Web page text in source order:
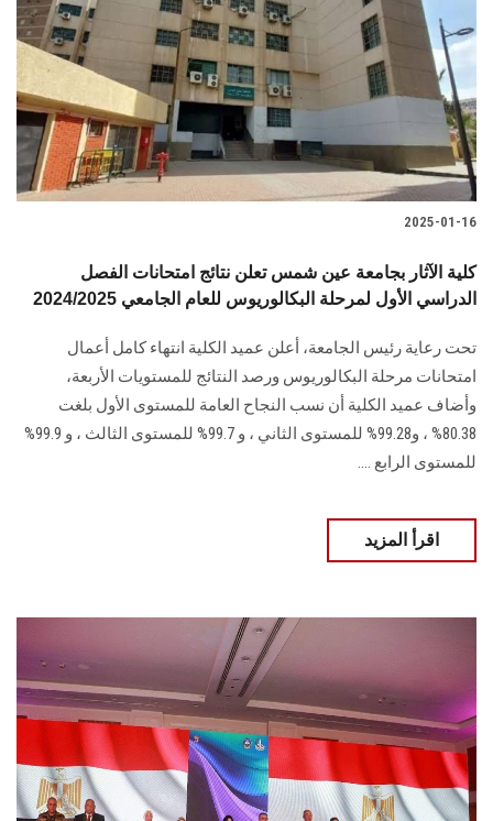
2025-01-16
كلية الآثار بجامعة عين شمس تعلن نتائج امتحانات الفصل
الدراسي الأول لمرحلة البكالوريوس للعام الجامعي 2024/2025
تحت رعاية رئيس الجامعة، أعلن عميد ‏الكلية انتهاء كامل أعمال
امتحانات مرحلة البكالوريوس ورصد النتائج للمستويات الأربعة،
‎وأضاف عميد الكلية أن نسب النجاح العامة للمستوى الأول بلغت
80.38% ، و99.28% ‏للمستوى الثاني ، و 99.7% للمستوى الثالث ، و 99.9%
للمستوى الرابع‎.... ‎
اقرأ المزيد